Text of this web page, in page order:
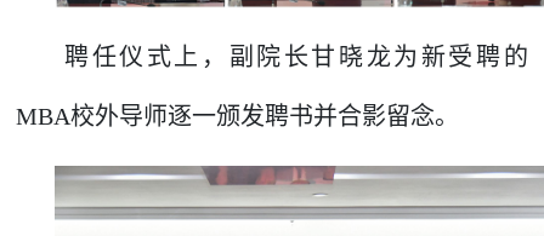
聘任仪式上，副院长甘晓龙为新受聘的
MBA校外导师逐一颁发聘书并合影留念。